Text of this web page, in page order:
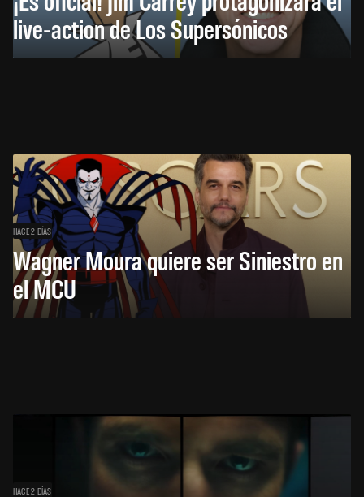
live-action de Los Supersónicos
HACE 2 DÍAS
Wagner Moura quiere ser Siniestro en
el MCU
HACE 2 DÍAS